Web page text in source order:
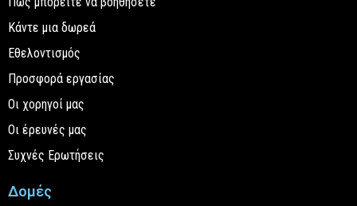
Κάντε μια δωρεά
Εθελοντισμός
Προσφορά εργασίας
Οι χορηγοί μας
Οι έρευνές μας
Συχνές Ερωτήσεις
Δομές